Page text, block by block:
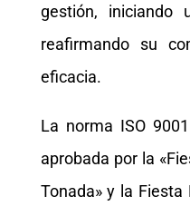
gestión, iniciando
reafirmando su
eficacia.
La norma ISO
aprobada por la
Tonada» y la